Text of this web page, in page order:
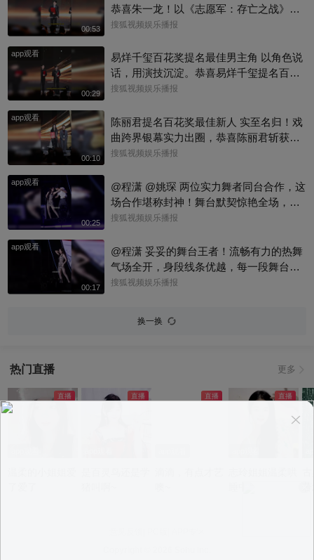
00:53
恭喜朱一龙！以《志愿军：存亡之战》李
想一角入围百花奖最佳男主，把志愿军战
致，实力收获认可#百花奖 #朱一龙
搜狐视频娱乐播报
app观看
00:29
易烊千玺百花奖提名最佳男主角 以角色说
话，用演技沉淀。恭喜易烊千玺提名百花
奖最佳男主角，每一次荧幕演绎都看得见
搜狐视频娱乐播报
app观看
00:10
陈丽君提名百花奖最佳新人 实至名归！戏
曲跨界银幕实力出圈，恭喜陈丽君斩获百
花奖最佳新人提名～#陈丽君 #百花奖
搜狐视频娱乐播报
app观看
00:25
@程潇 @姚琛 两位实力舞者同台合作，这
场合作堪称封神！舞台默契惊艳全场，妥
妥的神仙联动！@明星狐 @KPOP狐 @小
搜狐视频娱乐播报
app观看
00:17
@程潇 妥妥的舞台王者！流畅有力的热舞
气场全开，身段线条优越，每一段舞台都
极具冲击力，舞台魅力直接拉满！#程潇 #
杯 @小申小申
搜狐视频娱乐播报
换一换
热门直播 更多